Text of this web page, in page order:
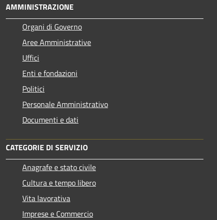
AMMINISTRAZIONE
Organi di Governo
Aree Amministrative
Uffici
Enti e fondazioni
Politici
Personale Amministrativo
Documenti e dati
CATEGORIE DI SERVIZIO
Anagrafe e stato civile
Cultura e tempo libero
Vita lavorativa
Imprese e Commercio